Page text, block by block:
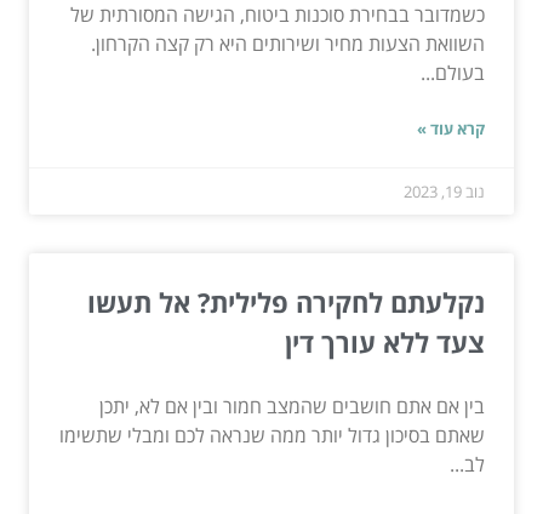
כשמדובר בבחירת סוכנות ביטוח, הגישה המסורתית של
השוואת הצעות מחיר ושירותים היא רק קצה הקרחון.
בעולם...
קרא עוד »
נוב 19, 2023
נקלעתם לחקירה פלילית? אל תעשו
צעד ללא עורך דין
בין אם אתם חושבים שהמצב חמור ובין אם לא, יתכן
שאתם בסיכון גדול יותר ממה שנראה לכם ומבלי שתשימו
לב...